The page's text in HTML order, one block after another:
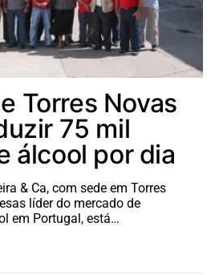
Torres Novas
75 mil
álcool por dia
& Ca, com sede em Torres
líder do mercado de
em Portugal, está…